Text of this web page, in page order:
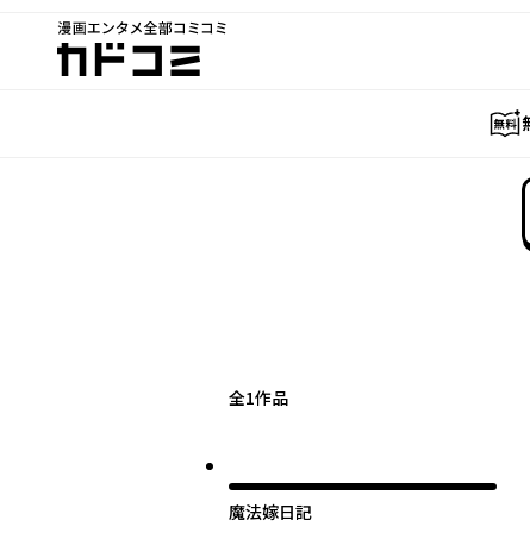
漫画エンタメ全部コミコミ
カドコミ
全1作品
魔法嫁日記